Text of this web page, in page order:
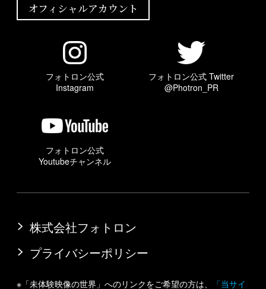
オフィシャルアカウント
フォトロン公式
Instagram
フォトロン公式 Twitter
@Photron_PR
フォトロン公式
Youtubeチャンネル
株式会社フォトロン
プライバシーポリシー
※「未体験映像の世界」へのリンクをご希望の方は、 「当サイ